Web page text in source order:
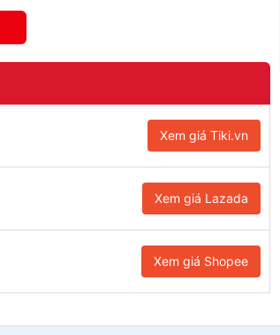
Xem giá Tiki.vn
Xem giá Lazada
Xem giá Shopee